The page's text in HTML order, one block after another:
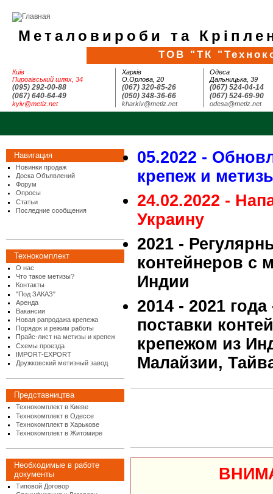
Металовироби та
ТОВ "ТК
Київ
Пирогівський шлях, 34
(095) 292-00-88
(067) 640-64-49
kyiv@metiz.net
Харків
О.Орлова, 20
(067) 320-85-26
(050) 348-36-66
kharkiv@metiz.net
Одеса
Дальницька, 39
(067) 524-04-14
(067) 524-69-90
odesa@metiz.net
Навигация
Новинки продаж
Доска Объявлений
Форум
Опросы
Статьи
Последние сообщения
Технокомплект
О нас
Что такое метизы?
Контакты
"Под ЗАКАЗ"
Аренда
Вакансии
Новая рапродажа крепежа
Порядок и режим работы
Прайс-лист на метизы и крепеж
Схемы проезда
IMPORT-EXPORT
Дружковский метизный завод
Представництва
Технокомплект в Киеве
Технокомплект в Одессе
Технокомплект в Харькове
Технокомплект в Житомире
Необходимые в работе
документы
Типовой Договор
05.2022 -
крепеж и
24.02.2022 -
Украину
2021 -
контейнеров с
Индии
2014 - 2021
поставки
крепежом из
Малайзии,